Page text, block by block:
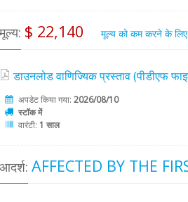
मूल्य: $ 22,140 मूल्य को कम करने के
डाउनलोड वाणिज्यिक प्रस्ताव (पीडीएफ
अपडेट किया गया: 2026/08/10
स्टॉक में
वारंटी: 1 साल
आदर्श: AFFECTED BY THE